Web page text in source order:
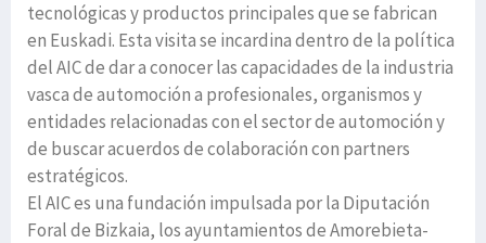
tecnológicas y productos principales que se fabrican
en Euskadi. Esta visita se incardina dentro de la política
del AIC de dar a conocer las capacidades de la industria
vasca de automoción a profesionales, organismos y
entidades relacionadas con el sector de automoción y
de buscar acuerdos de colaboración con partners
estratégicos.
El AIC es una fundación impulsada por la Diputación
Foral de Bizkaia, los ayuntamientos de Amorebieta-